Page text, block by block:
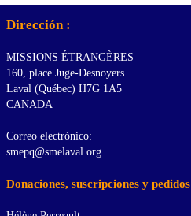
Dirección :
MISSIONS ÉTRANGÈRES
160, place Juge-Desnoyers
Laval (Québec) H7G 1A5
CANADA
Correo electrónico:
smepq@smelaval.org
Donaciones, suscripciones y pedidos